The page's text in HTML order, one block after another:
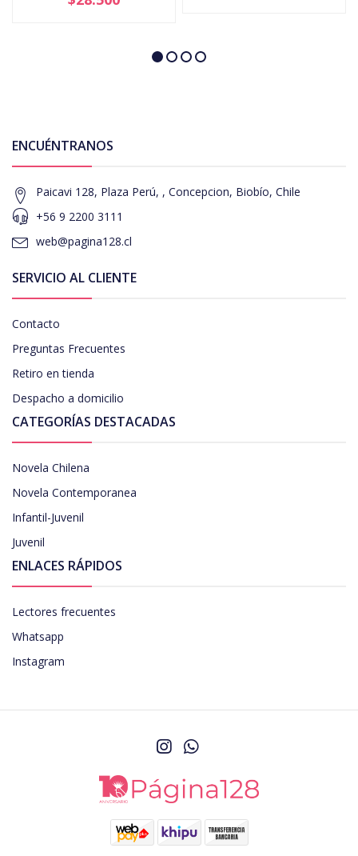
ENCUÉNTRANOS
Paicavi 128, Plaza Perú, , Concepcion, Biobío, Chile
+56 9 2200 3111
web@pagina128.cl
SERVICIO AL CLIENTE
Contacto
Preguntas Frecuentes
Retiro en tienda
Despacho a domicilio
CATEGORÍAS DESTACADAS
Novela Chilena
Novela Contemporanea
Infantil-Juvenil
Juvenil
ENLACES RÁPIDOS
Lectores frecuentes
Whatsapp
Instagram